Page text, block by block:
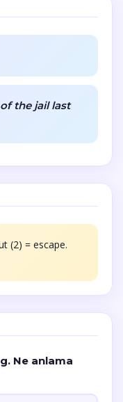
the jail last
(2) = escape.
Ne anlama